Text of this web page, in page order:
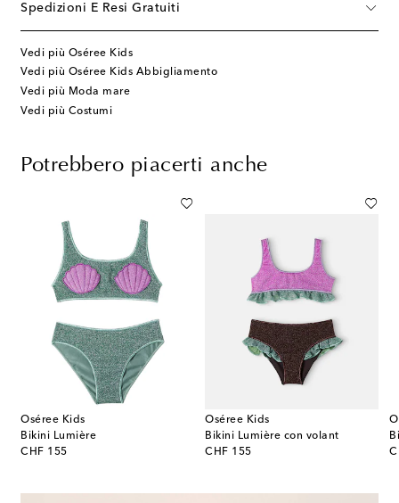
Spedizioni E Resi Gratuiti
Vedi più Oséree Kids
Vedi più Oséree Kids Abbigliamento
Vedi più Moda mare
Vedi più Costumi
Potrebbero piacerti anche
Oséree Kids
Bikini Lumière
CHF 155
original price
Oséree Kids
Bikini Lumière con volant
CHF 155
original price